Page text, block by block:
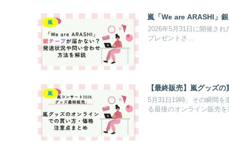
嵐
嵐「We are ARASHI」
2026年5月31日に開催さ
プレゼントさ...
嵐
【最終販売】嵐グッズ
5月31日19時、その瞬間
る最後のオンライン販売